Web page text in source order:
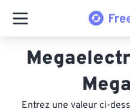
Entrez une valeur ci-